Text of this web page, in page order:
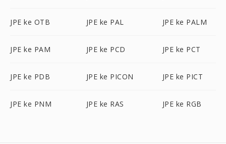
JPE ke OTB JPE ke PAL JPE ke PALM
JPE ke PAM JPE ke PCD JPE ke PCT
JPE ke PDB JPE ke PICON JPE ke PICT
JPE ke PNM JPE ke RAS JPE ke RGB